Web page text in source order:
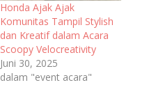
Honda Ajak Ajak
Komunitas Tampil Stylish
dan Kreatif dalam Acara
Scoopy Velocreativity
Juni 30, 2025
dalam "event acara"